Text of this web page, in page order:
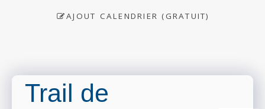
AJOUT CALENDRIER (GRATUIT)
Trail de